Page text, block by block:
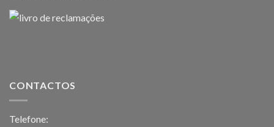
CONTACTOS
Telefone: